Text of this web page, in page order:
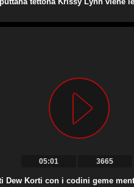
05:01 3665